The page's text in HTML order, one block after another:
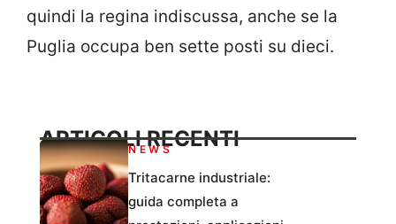
quindi la regina indiscussa, anche se la
Puglia occupa ben sette posti su dieci.
ARTICOLI RECENTI
NEWS
Tritacarne industriale:
guida completa a